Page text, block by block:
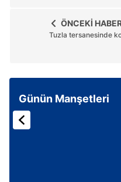
ÖNCEKİ
Tuzla tersanesinde
Günün Manşetleri